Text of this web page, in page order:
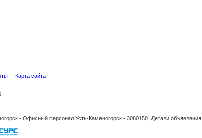
Карта сайта
- Офисный персонал Усть-Каменогорск - 3080150. Детали объявления